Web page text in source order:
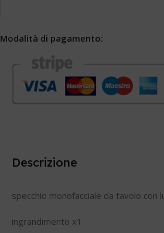
Modalità di pagamento:
Descrizione
specchio monofacciale da tavolo con
ingrandimento x1